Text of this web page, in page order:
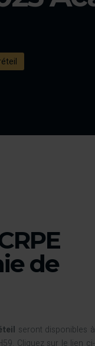
de
seront disponibles à
Cliquez sur le lien ci-